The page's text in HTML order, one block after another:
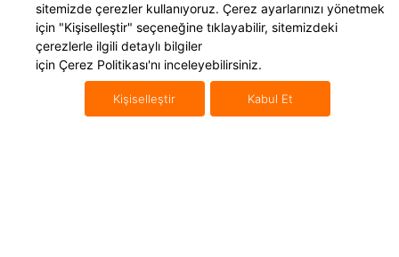
Webinarlar
Videocastler
Ücretsiz E-Kitaplar
Sıkça Sorulan Sorular
Basında Biz
KVKK Metinleri
sitemizde çerezler kullanıyoruz. Çerez ayarlarınızı yönetmek
için "Kişiselleştir" seçeneğine tıklayabilir, sitemizdeki
çerezlerle ilgili detaylı bilgiler
için Çerez Politikası'nı inceleyebilirsiniz.
Kişiselleştir Kabul Et